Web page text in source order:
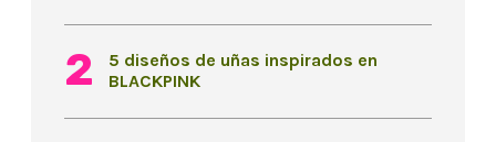
5 diseños de uñas inspirados en
BLACKPINK